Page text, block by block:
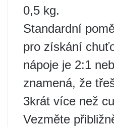
0,5 kg.
Standardní
pro získání
nápoje je 2:1
znamená, že
3krát více než
Vezměte